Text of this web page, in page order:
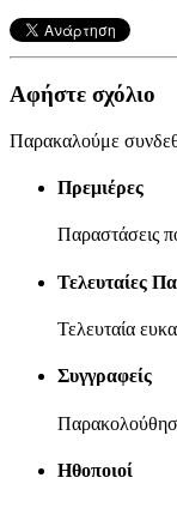
Αφήστε σχόλιο
Παρακαλούμε
Πρεμιέρες
Παραστάσεις
Τελευταίες
Τελευταία
Συγγραφείς
Ηθοποιοί